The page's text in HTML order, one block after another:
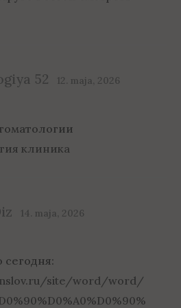
52 12. maja, 2026
клиника
14. maja, 2026
site/word/word/